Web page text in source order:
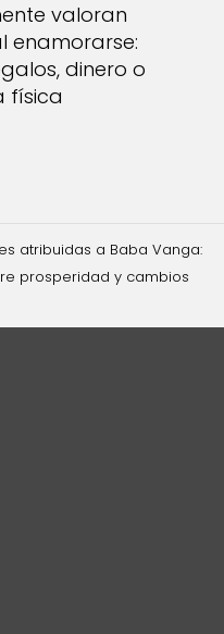
valoran
enamorarse:
dinero o
física
atribuidas a Baba Vanga:
prosperidad y cambios